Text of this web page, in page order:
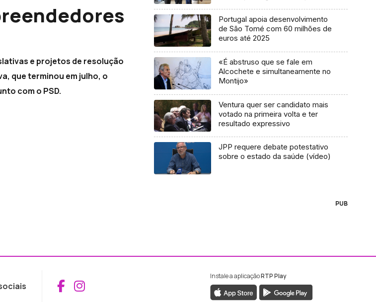
e projetos de resolução
que terminou em julho, o
com o PSD.
Portugal apoia desenvolvimento
de São Tomé com 60 milhões de
euros até 2025
«É abstruso que se fale em
Alcochete e simultaneamente no
Montijo»
Ventura quer ser candidato mais
votado na primeira volta e ter
resultado expressivo
JPP requere debate potestativo
sobre o estado da saúde (vídeo)
PUB
Aceder ao Facebook da RTP Madeira
Aceder ao Instagram da RTP Madeira
Instale a aplicaçãoRTP Play